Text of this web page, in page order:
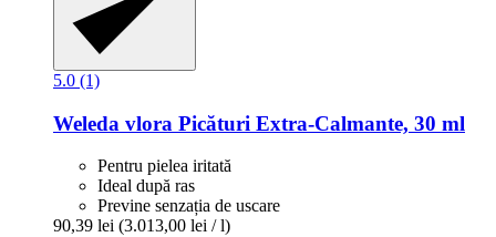
5.0 (1)
Weleda vlora Picături Extra-​Calmante, 30 ml
Pentru pielea iritată
Ideal după ras
Previne senzația de uscare
90,39 lei (3.013,00 lei / l)